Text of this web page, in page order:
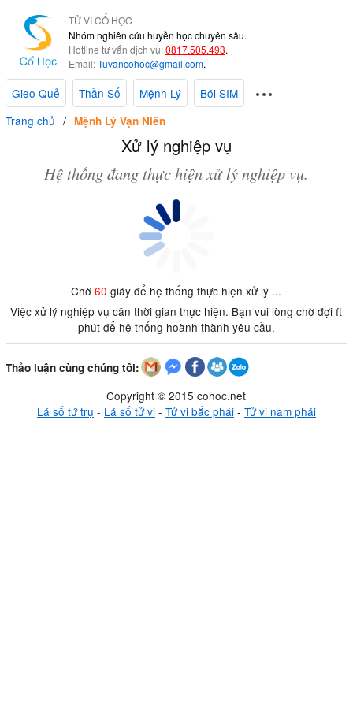
TỬ VI CỔ HỌC
Nhóm nghiên cứu huyền học chuyên sâu.
Hotline tư vấn dịch vụ:0817.505.493.
Email:Tuvancohoc@gmail.com.
Gieo Quẻ Thần Số Mệnh Lý
Bói SIM
Trang chủ
Mệnh Lý Vạn Niên
Xử lý nghiệp vụ
Hệ thống đang thực hiện xử lý nghiệp vụ.
Chờ60 giây để hệ thống thực hiện xử lý ...
Việc xử lý nghiệp vụ cần thời gian thực hiện. Bạn vui lòng chờ đợi ít
phút để hệ thống hoành thành yêu cầu.
Thảo luận cùng chúng tôi:
Copyright © 2015 cohoc.net
Lá số tứ trụ - Lá số tử vi- Tử vi bắc phái- Tử vi nam phái